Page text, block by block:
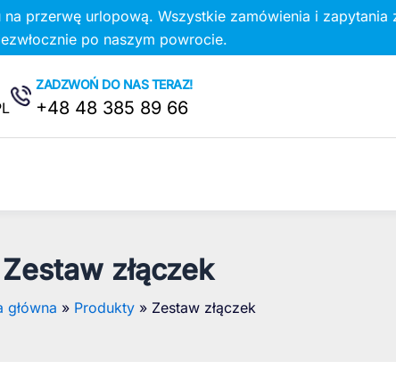
przerwę urlopową. Wszystkie zamówienia i zapytania
po naszym powrocie.
ZADZWOŃ DO NAS TERAZ!
+48 48 385 89 66
Zestaw złączek
główna Produkty Zestaw złączek